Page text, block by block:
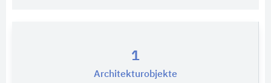
1
Architekturobjekte